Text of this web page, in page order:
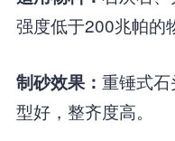
强度低于200兆帕的
制砂效果： 重锤式石
型好，整齐度高。